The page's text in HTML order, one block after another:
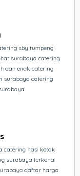
sby tumpeng
surabaya catering
dan enak catering
surabaya catering
catering nasi kotak
surabaya terkenal
daftar harga